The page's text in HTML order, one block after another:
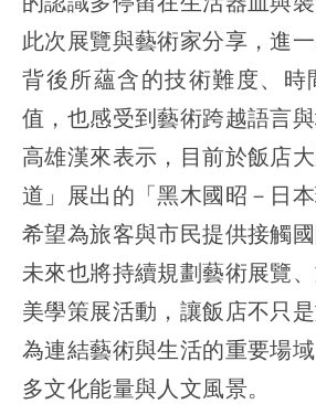
此次展覽與藝術家分享，進
背後所蘊含的技術難度、時
值，也感受到藝術跨越語言與
高雄漢來表示，目前於飯店
道」展出的「黑木國昭－日
希望為旅客與市民提供接觸國
未來也將持續規劃藝術展覽
美學策展活動，讓飯店不只
為連結藝術與生活的重要場
多文化能量與人文風景。